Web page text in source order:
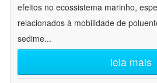
efeitos no ecossistema marinho,
relacionados à mobilidade de
sedime...
leia mais